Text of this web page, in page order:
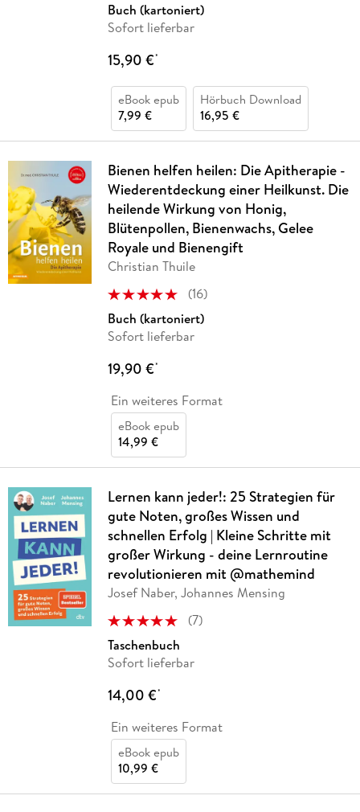
Buch (kartoniert)
Sofort lieferbar
15,90 €*
eBook epub
7,99 €
Hörbuch Download
16,95 €
Bienen helfen heilen: Die Apitherapie -
Wiederentdeckung einer Heilkunst. Die
heilende Wirkung von Honig,
Blütenpollen, Bienenwachs, Gelee
Royale und Bienengift
Christian Thuile
(16)
Buch (kartoniert)
Sofort lieferbar
19,90 €*
Ein weiteres Format
eBook epub
14,99 €
Lernen kann jeder!: 25 Strategien für
gute Noten, großes Wissen und
schnellen Erfolg | Kleine Schritte mit
großer Wirkung - deine Lernroutine
revolutionieren mit @mathemind
Josef Naber, Johannes Mensing
(7)
Taschenbuch
Sofort lieferbar
14,00 €*
Ein weiteres Format
eBook epub
10,99 €